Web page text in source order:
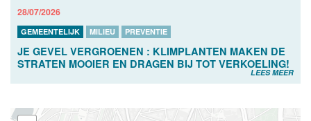
28/07/2026
GEMEENTELIJK MILIEU PREVENTIE
JE GEVEL VERGROENEN : KLIMPLANTEN MAKEN DE
STRATEN MOOIER EN DRAGEN BIJ TOT VERKOELING!
LEES MEER